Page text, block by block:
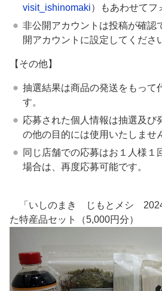
visit_ishinomaki）もあわせてフ
非公開アカウントは投稿が確認
開アカウントに設定してくださ
【その他】
抽選結果は商品の発送をもって
す。
応募された個人情報は抽選及び
の他の目的には使用いたしませ
同じ店舗での応募はお１人様１
場合は、再度応募可能です。
「いしのまき じもとメシ 2024
た特産品セット（5,000円分）